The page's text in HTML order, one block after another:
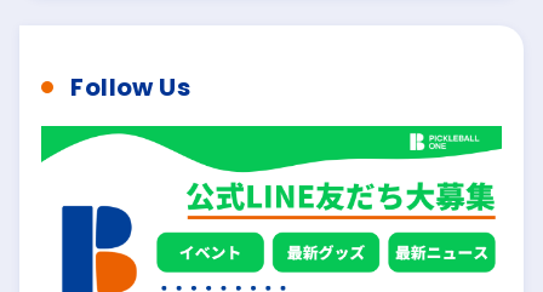
Follow Us